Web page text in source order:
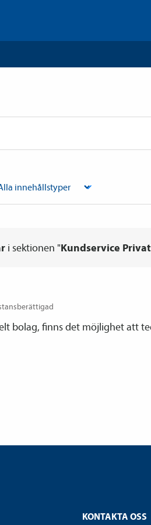
i sektionen "Kundservice Privat
bolag, finns det möjlighet att
KONTAKTA OSS